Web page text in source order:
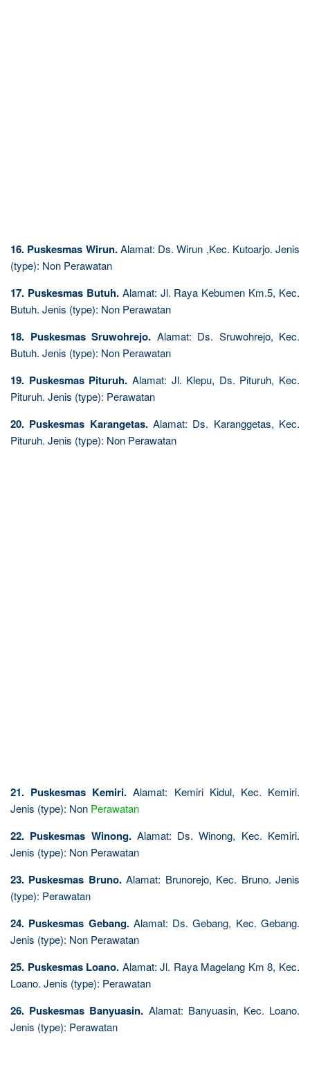
16. Puskesmas Wirun.Alamat: Ds. Wirun ,Kec. Kutoarjo. Jenis
(type): Non Perawatan
17. Puskesmas Butuh.Alamat: Jl. Raya Kebumen Km.5, Kec.
Butuh. Jenis (type): Non Perawatan
18. Puskesmas Sruwohrejo. Alamat: Ds. Sruwohrejo, Kec.
Butuh. Jenis (type): Non Perawatan
19. Puskesmas Pituruh. Alamat: Jl. Klepu, Ds. Pituruh, Kec.
Pituruh. Jenis (type): Perawatan
20. Puskesmas Karangetas.Alamat: Ds. Karanggetas, Kec.
Pituruh. Jenis (type): Non Perawatan
21. Puskesmas Kemiri. Alamat: Kemiri Kidul, Kec. Kemiri.
Jenis (type): Non Perawatan
22. Puskesmas Winong.Alamat: Ds. Winong, Kec. Kemiri.
Jenis (type): Non Perawatan
23. Puskesmas Bruno.Alamat: Brunorejo, Kec. Bruno. Jenis
(type): Perawatan
24. Puskesmas Gebang.Alamat: Ds. Gebang, Kec. Gebang.
Jenis (type): Non Perawatan
25. Puskesmas Loano. Alamat: Jl. Raya Magelang Km 8, Kec.
Loano. Jenis (type): Perawatan
26. Puskesmas Banyuasin. Alamat: Banyuasin, Kec. Loano.
Jenis (type): Perawatan